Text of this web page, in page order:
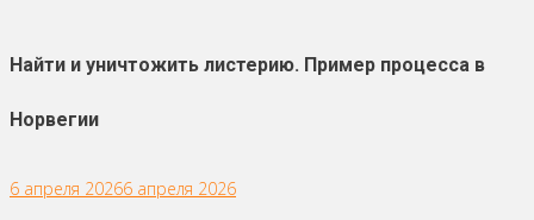
Найти и уничтожить листерию. Пример процесса в
Норвегии
6 апреля 20266 апреля 2026